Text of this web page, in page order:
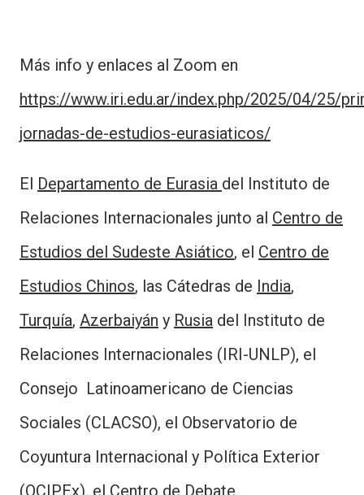
Más info y enlaces al Zoom en
https://www.iri.edu.ar/index.php/2025/04/25/
jornadas-de-estudios-eurasiaticos/
El Departamento de Eurasia del Instituto de
Relaciones Internacionales junto al Centro de
Estudios del Sudeste Asiático, el Centro de
Estudios Chinos, las Cátedras de India,
Turquía, Azerbaiyán y Rusia del Instituto de
Relaciones Internacionales (IRI-UNLP), el
Consejo Latinoamericano de Ciencias
Sociales (CLACSO), el Observatorio de
Coyuntura Internacional y Política Exterior
(OCIPEx), el Centro de Debate